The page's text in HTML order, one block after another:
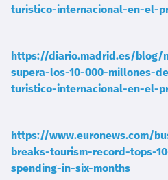
turistico-internacional-en-el-
https://diario.madrid.es/blog/
supera-los-10-000-millones-
turistico-internacional-en-el-
https://www.euronews.com/
breaks-tourism-record-tops-
spending-in-six-months